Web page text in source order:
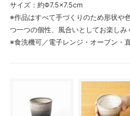
サイズ：約Φ7.5×7.5cm
※作品はすべて手づくりのため形状や
つ一つの個性、風合いとしてお楽しみ
※食洗機可／電子レンジ・オーブン・